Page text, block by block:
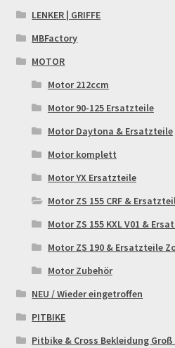
LENKER | GRIFFE
MBFactory
MOTOR
Motor 212ccm
Motor 90-125 Ersatzteile
Motor Daytona & Ersatzteile
Motor komplett
Motor YX Ersatzteile
Motor ZS 155 CRF &
Motor ZS 155 KXL V01 &
Motor ZS 190 & Ersatzteile
Motor Zubehör
NEU / Wieder eingetroffen
PITBIKE
Pitbike & Cross Bekleidung Groß